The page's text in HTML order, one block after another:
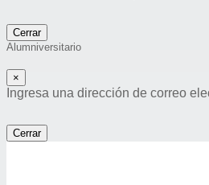
Cerrar
Alumniversitario
×
Ingresa una dirección de correo
Cerrar